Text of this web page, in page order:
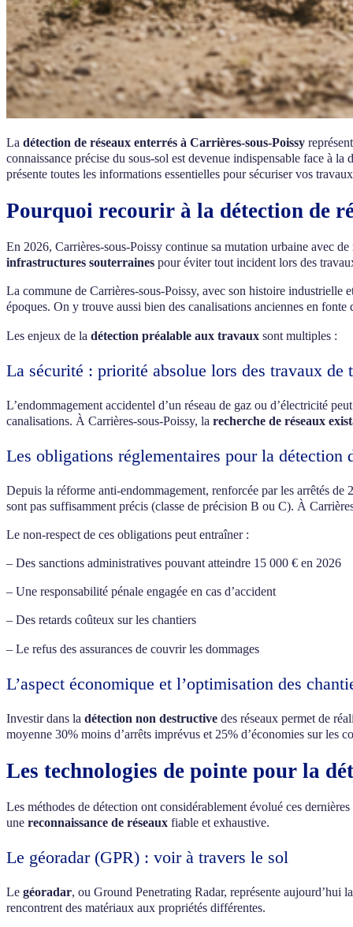
La détection de réseaux enterrés à Carrières-sous-Poissy
connaissance précise du sous-sol est devenue indispensable face à
présente toutes les informations essentielles pour sécuriser vos
Pourquoi recourir à la détection de
En 2026, Carrières-sous-Poissy continue sa mutation urbaine avec
infrastructures souterraines pour éviter tout incident lors des
La commune de Carrières-sous-Poissy, avec son histoire industrielle
époques. On y trouve aussi bien des canalisations anciennes en
Les enjeux de la détection préalable aux travaux sont multiples :
La sécurité : priorité absolue lors des travaux de
L’endommagement accidentel d’un réseau de gaz ou d’électricité
canalisations. À Carrières-sous-Poissy, la recherche de réseaux
Les obligations réglementaires pour la détection
Depuis la réforme anti-endommagement, renforcée par les arrêtés
sont pas suffisamment précis (classe de précision B ou C). À
Le non-respect de ces obligations peut entraîner :
– Des sanctions administratives pouvant atteindre 15 000 € en 2026
– Une responsabilité pénale engagée en cas d’accident
– Des retards coûteux sur les chantiers
– Le refus des assurances de couvrir les dommages
L’aspect économique et l’optimisation des
Investir dans la détection non destructive des réseaux permet de
moyenne 30% moins d’arrêts imprévus et 25% d’économies sur les
Les technologies de pointe pour la
Les méthodes de détection ont considérablement évolué ces
une reconnaissance de réseaux fiable et exhaustive.
Le géoradar (GPR) : voir à travers le sol
Le géoradar, ou Ground Penetrating Radar, représente aujourd’hui
rencontrent des matériaux aux propriétés différentes.